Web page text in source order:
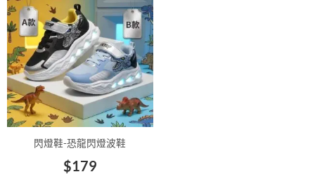
閃燈鞋-恐龍閃燈波鞋
$179
多
種
款
式。
可
在
產
頁
面